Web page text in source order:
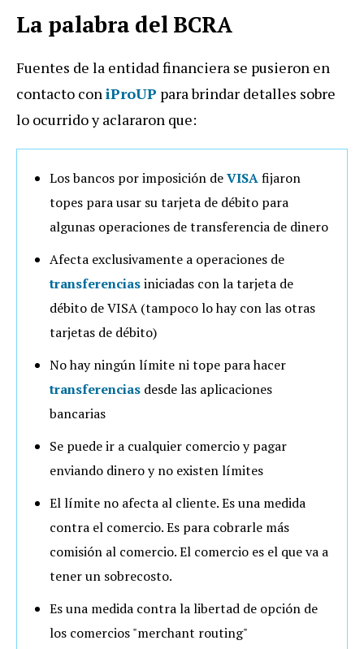
La palabra del BCRA
Fuentes de la entidad financiera se pusieron en
contacto coniProUP para brindar detalles sobre
lo ocurrido y aclararon que:
Los bancos por imposición deVISAfijaron
topes para usar su tarjeta de débito para
algunas operaciones de transferencia de dinero
Afecta exclusivamente a operaciones de
transferenciasiniciadas con la tarjeta de
débito de VISA (tampoco lo hay con las otras
tarjetas de débito)
No hay ningún límite ni tope para hacer
transferencias desde las aplicaciones
bancarias
Se puede ir a cualquier comercio y pagar
enviando dinero y no existen límites
El límite no afecta al cliente. Es una medida
contra el comercio. Es para cobrarle más
comisión al comercio. El comercio es el que va a
tener un sobrecosto.
Es una medida contra la libertad de opción de
los comercios "merchant routing"